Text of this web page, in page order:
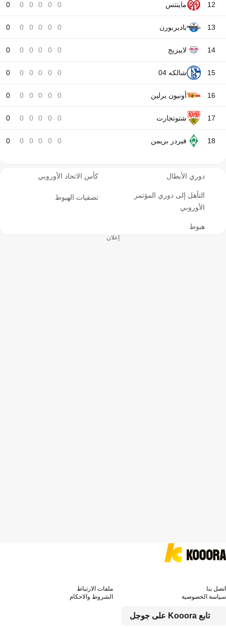
12 ماينتس 0
0
0
0
0
0
13 باديربورن 0
0
0
0
0
0
14 لايبزيج 0
0
0
0
0
0
15 شالكه 04 0
0
0
0
0
0
16 أونيون برلين 0
0
0
0
0
0
17 شتوتجارت 0
0
0
0
0
0
18 فيردر بريمن 0
0
0
0
0
0
دوري الأبطال كأس الاتحاد الأوروبي
التأهل إلى دوري المؤتمر
الأوروبي
تصفيات الهبوط
هبوط
إعلان
تابع Kooora على جوجل
اتصل بنا
ملفات الارتباط
سياسة الخصوصية
الشروط والاحكام